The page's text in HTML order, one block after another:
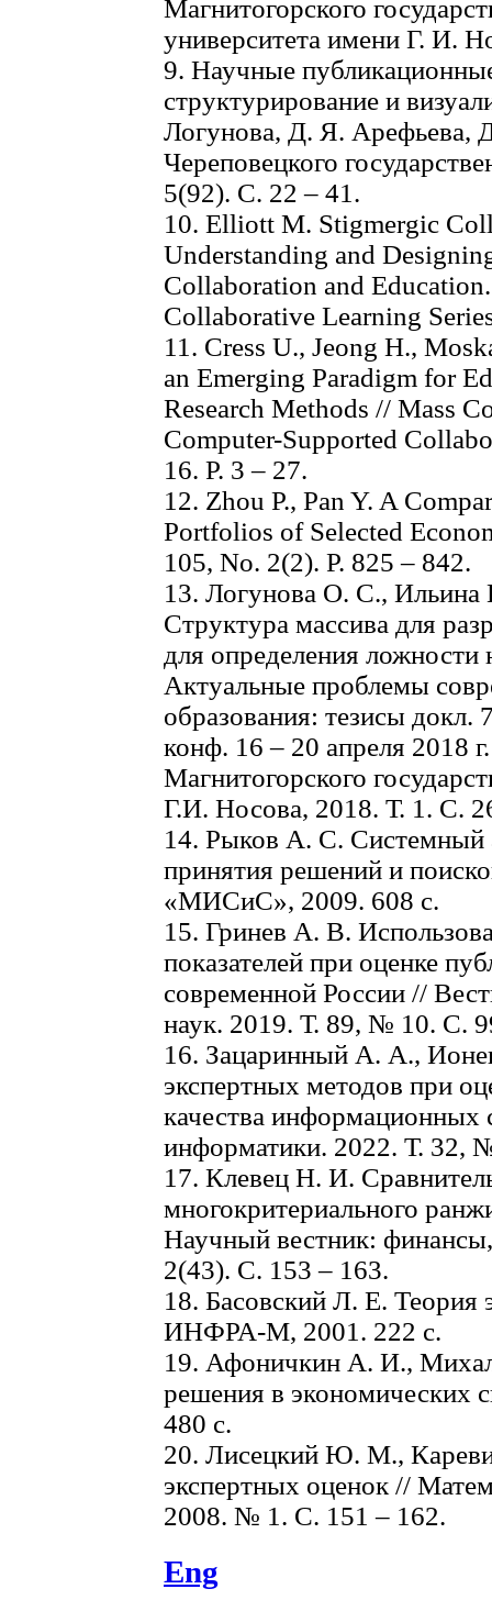
Магнитогорского
университета имени Г. И.
9. Научные
структурирование и
Логунова, Д. Я. Арефьева,
Череповецкого
5(92). С. 22 – 41.
10. Elliott M. Stigmergic
Understanding and
Collaboration and
Collaborative Learning
11. Cress U., Jeong H.,
an Emerging Paradigm for
Research Methods // Mass
Computer-Supported
16. P. 3 – 27.
12. Zhou P., Pan Y. A
Portfolios of Selected
105, No. 2(2). P. 825 – 842.
13. Логунова О. С.,
Структура массива для
для определения
Актуальные проблемы
образования: тезисы
конф. 16 – 20 апреля 2018
Магнитогорского
Г.И. Носова, 2018. Т. 1. С.
14. Рыков А. С. Системный
принятия решений и
«МИСиС», 2009. 608 с.
15. Гринев А. В.
показателей при оценке
современной России //
наук. 2019. Т. 89, № 10. С.
16. Зацаринный А. А.,
экспертных методов при
качества информационных
информатики. 2022. Т. 32,
17. Клевец Н. И.
многокритериального
Научный вестник:
2(43). С. 153 – 163.
18. Басовский Л. Е. Теория
ИНФРА-М, 2001. 222 с.
19. Афоничкин А. И.,
решения в экономических
480 с.
20. Лисецкий Ю. М.,
экспертных оценок //
2008. № 1. С. 151 – 162.
Eng